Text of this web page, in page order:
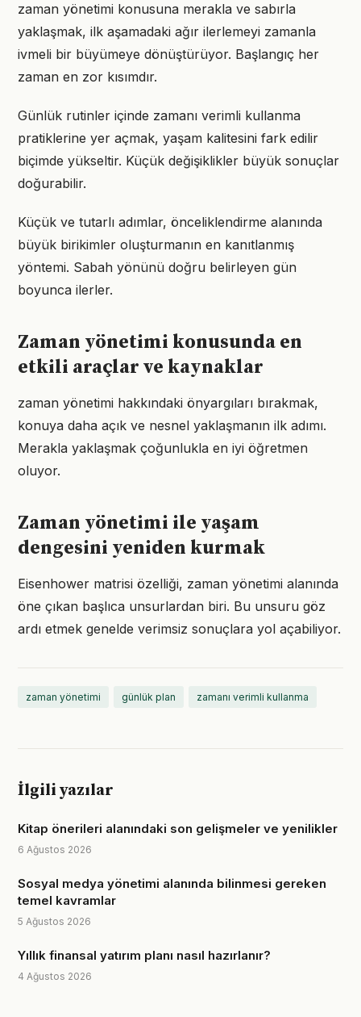
zaman yönetimi konusuna merakla ve sabırla
yaklaşmak, ilk aşamadaki ağır ilerlemeyi zamanla
ivmeli bir büyümeye dönüştürüyor. Başlangıç her
zaman en zor kısımdır.
Günlük rutinler içinde zamanı verimli kullanma
pratiklerine yer açmak, yaşam kalitesini fark edilir
biçimde yükseltir. Küçük değişiklikler büyük sonuçlar
doğurabilir.
Küçük ve tutarlı adımlar, önceliklendirme alanında
büyük birikimler oluşturmanın en kanıtlanmış
yöntemi. Sabah yönünü doğru belirleyen gün
boyunca ilerler.
Zaman yönetimi konusunda en
etkili araçlar ve kaynaklar
zaman yönetimi hakkındaki önyargıları bırakmak,
konuya daha açık ve nesnel yaklaşmanın ilk adımı.
Merakla yaklaşmak çoğunlukla en iyi öğretmen
oluyor.
Zaman yönetimi ile yaşam
dengesini yeniden kurmak
Eisenhower matrisi özelliği, zaman yönetimi alanında
öne çıkan başlıca unsurlardan biri. Bu unsuru göz
ardı etmek genelde verimsiz sonuçlara yol açabiliyor.
zaman yönetimi günlük plan zamanı verimli kullanma
İlgili yazılar
Kitap önerileri alanındaki son gelişmeler ve yenilikler
6 Ağustos 2026
Sosyal medya yönetimi alanında bilinmesi gereken
temel kavramlar
5 Ağustos 2026
Yıllık finansal yatırım planı nasıl hazırlanır?
4 Ağustos 2026